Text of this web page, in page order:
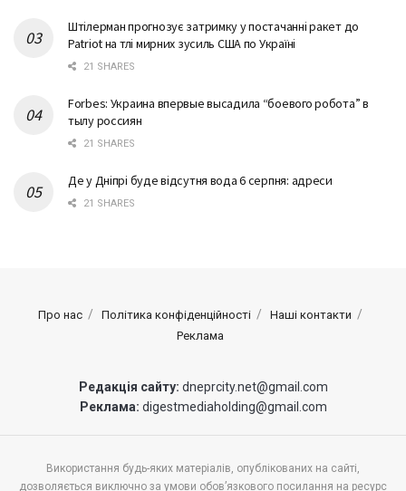
Штілерман прогнозує затримку у постачанні ракет до
Patriot на тлі мирних зусиль США по Україні
21 SHARES
Forbes: Украина впервые высадила “боевого робота” в
тылу россиян
21 SHARES
Де у Дніпрі буде відсутня вода 6 серпня: адреси
21 SHARES
Про нас Політика конфіденційності
Наші контакти
Реклама
Редакція сайту: dneprcity.net@gmail.com
Реклама: digestmediaholding@gmail.com
Використання будь-яких матеріалів, опублікованих на сайті,
дозволяється виключно за умови обов’язкового посилання на ресурс